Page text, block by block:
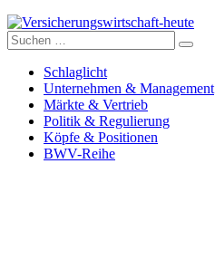
Versicherungswirtschaft-heute
Suche
nach:
Schlaglicht
Unternehmen & Management
Märkte & Vertrieb
Politik & Regulierung
Köpfe & Positionen
BWV-Reihe